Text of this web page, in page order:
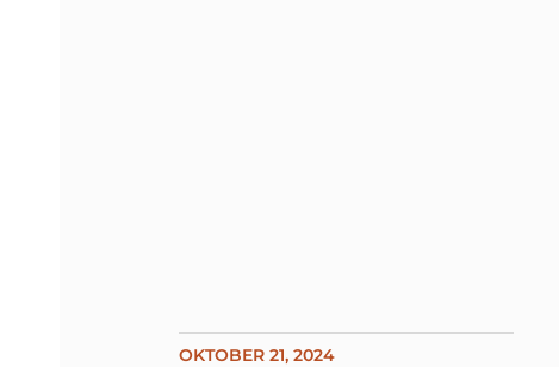
OKTOBER 21, 2024